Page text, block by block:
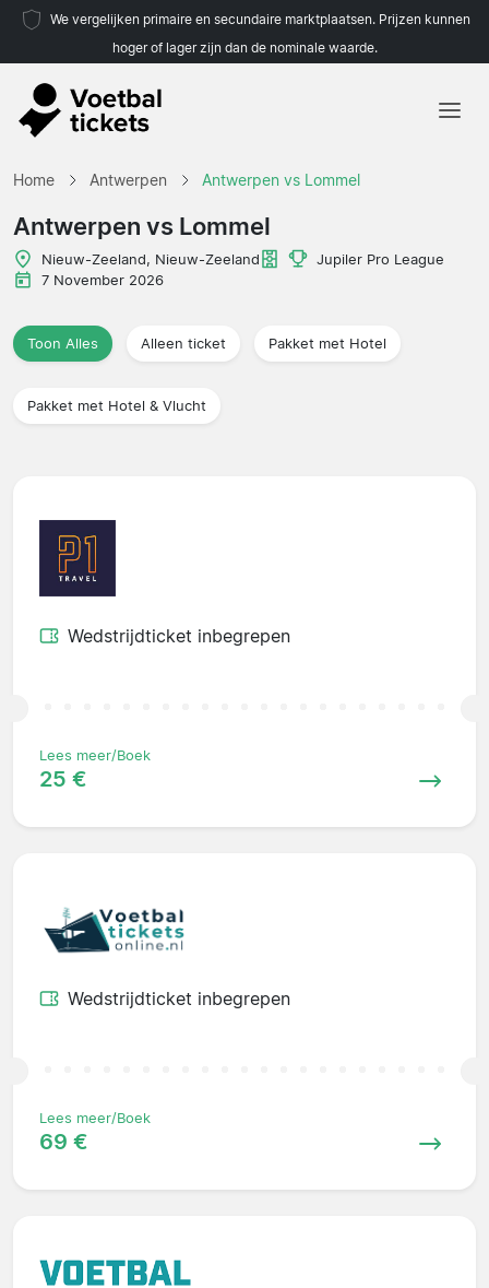
We vergelijken primaire en secundaire marktplaatsen. Prijzen kunnen
hoger of lager zijn dan de nominale waarde.
Home Antwerpen Antwerpen vs Lommel
Antwerpen vs Lommel
Nieuw-Zeeland, Nieuw-Zeeland
Jupiler Pro League
7 November 2026
Toon Alles Alleen ticket Pakket met Hotel
Pakket met Hotel & Vlucht
Wedstrijdticket inbegrepen
Lees meer/Boek
25 €
Wedstrijdticket inbegrepen
Lees meer/Boek
69 €